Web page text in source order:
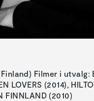
Filmer i utvalg:
LOVERS (2014),
FINNLAND (2010)